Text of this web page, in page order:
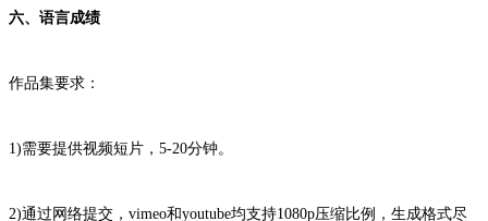
六、语言成绩
作品集要求：
1)需要提供视频短片，5-20分钟。
2)通过网络提交，vimeo和youtube均支持1080p压缩比例，生成格式尽